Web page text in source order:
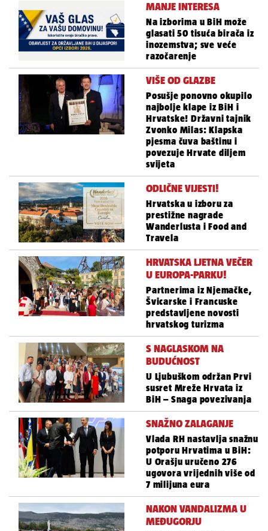
MANJE INTERESA
Na izborima u BiH može
glasati 50 tisuća birača iz
inozemstva; sve veće
razočarenje
VIŠE OD GLAZBE
Posušje ponovno okupilo
najbolje klape iz BiH i
Hrvatske! Državni tajnik
Zvonko Milas: Klapska
pjesma čuva baštinu i
povezuje Hrvate diljem
svijeta
ODLIČNE VIJESTI!
Hrvatska u izboru za
prestižne nagrade
Wanderlusta i Food and
Travela
HRVATSKA LJETNA VEČER
U EUROPA-PARKU!
Partnerima iz Njemačke,
Švicarske i Francuske
predstavljene novosti
hrvatskog turizma
S NAGLASKOM NA
BUDUĆNOST
U Ljubuškom održan Prvi
susret Mreže Hrvata iz
BiH – Snaga povezivanja
SNAŽNO ZALAGANJE
Vlada RH nastavlja snažnu
potporu Hrvatima u BiH:
U Orašju uručeno 276
ugovora vrijednih više od
7 milijuna eura
NAKON VANDALIZMA U
MEĐUGORJU